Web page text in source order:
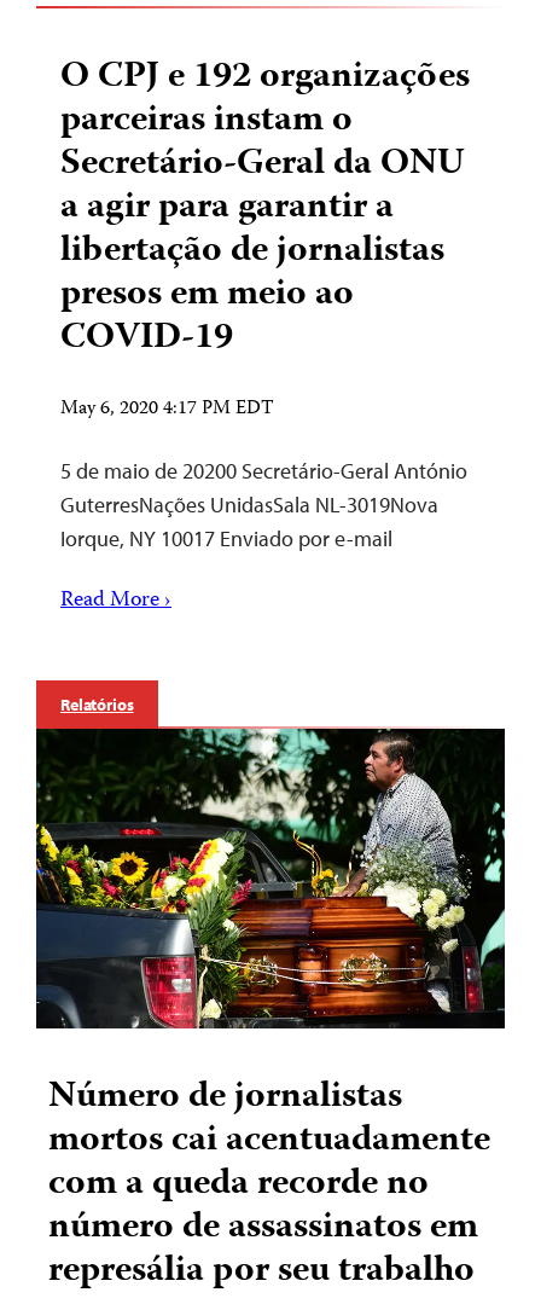
O CPJ e 192 organizações
parceiras instam o
Secretário-Geral da ONU
a agir para garantir a
libertação de jornalistas
presos em meio ao
COVID-19
May 6, 2020 4:17 PM EDT
5 de maio de 20200 Secretário-Geral António
GuterresNações UnidasSala NL-3019Nova
Iorque, NY 10017 Enviado por e-mail
Read More ›
Relatórios
Número de jornalistas
mortos cai acentuadamente
com a queda recorde no
número de assassinatos em
represália por seu trabalho